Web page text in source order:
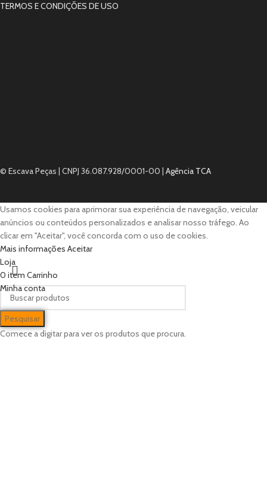
TERMOS E CONDIÇÕES DE USO
© Escava Peças | CNPJ 36.087.928/0001-00 | Agência TCA
Usamos cookies para aprimorar sua experiência de navegação, veicular
anúncios ou conteúdos personalizados e analisar nosso tráfego. Ao
clicar em "Aceitar", você concorda com o uso de cookies.
Mais informações Aceitar
Pesquisar
Comece a digitar para ver os produtos que procura.
Loja
0 item Carrinho
Minha conta